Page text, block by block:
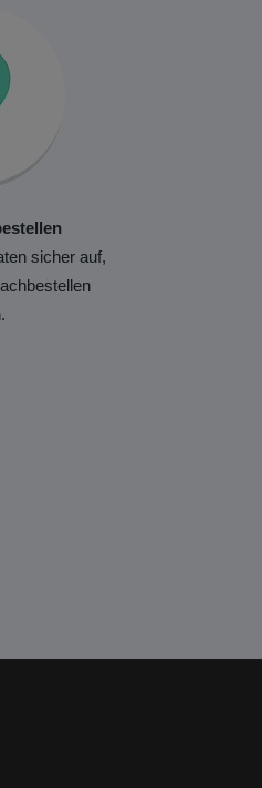
sicher auf,